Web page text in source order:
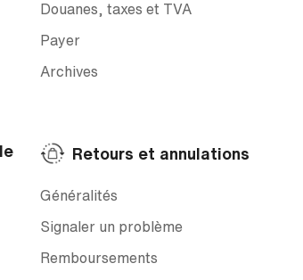
Douanes, taxes et TVA
Payer
Archives
Généralités
Signaler un problème
Remboursements
Retours et annulations